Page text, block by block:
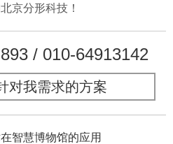
京分形科技！
/ 010-64913142
对我需求的方案
智慧博物馆的应用